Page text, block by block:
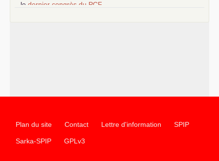
le dernier congrès du PCF
Plan du site Contact Lettre d'information SPIP
Sarka-SPIP GPLv3